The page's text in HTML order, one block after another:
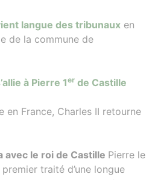
langue des tribunaux en
de la commune de
à Pierre 1er de Castille
en France, Charles II retourne
avec le roi de Castille Pierre le
traité d’une longue